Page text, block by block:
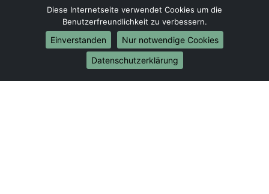
Umzug von Kiel nach Bielefeld
Umzug von Kiel nach Bonn
Umzug von Kiel nach Münster
Internationale-Umzüge
Umzug von Kiel nach Brasilien
Diese Internetseite verwendet Cookies um die
Benutzerfreundlichkeit zu verbessern.
Einverstanden
Nur notwendige Cookies
Datenschutzerklärung